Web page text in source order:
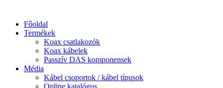
Főoldal
Termékek
Koax csatlakozók
Koax kábelek
Passzív DAS komponensek
Média
Kábel csoportok / kábel típusok